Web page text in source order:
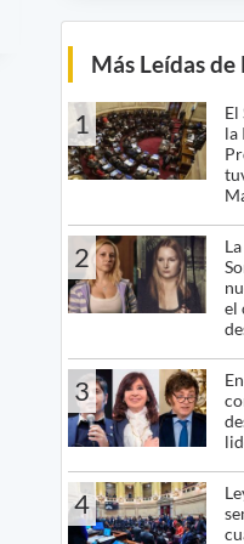
Más Leídas de
1
El
la
2
el
3
4